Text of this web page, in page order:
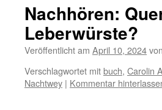
Nachhören:
Leberwürste?
Veröffentlicht am April 10, 2024von
Verschlagwortet mitbuch, Carolin
Nachtwey | Kommentar